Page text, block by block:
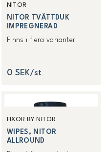
NITOR
NITOR TVÄTTDUK
IMPREGNERAD
Finns i flera varianter
0 SEK/st
FIXOR BY NITOR
WIPES, NITOR
ALLROUND